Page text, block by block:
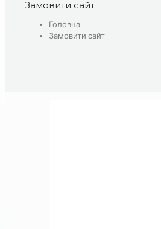
Замовити сайт
Головна
Замовити сайт